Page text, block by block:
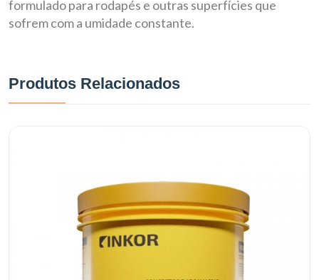
formulado para rodapés e outras superfícies que
sofrem com a umidade constante.
Produtos Relacionados